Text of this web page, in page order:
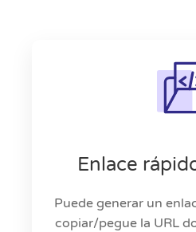
Enlace
Puede generar un
copiar/pegue la URL